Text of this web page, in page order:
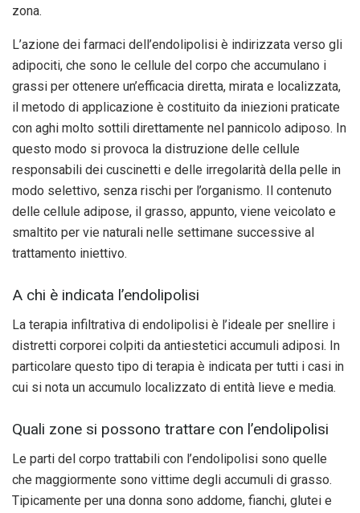
zona.
L’azione dei farmaci dell’endolipolisi è indirizzata verso gli
adipociti, che sono le cellule del corpo che accumulano i
grassi per ottenere un’efficacia diretta, mirata e localizzata,
il metodo di applicazione è costituito da iniezioni praticate
con aghi molto sottili direttamente nel pannicolo adiposo. In
questo modo si provoca la distruzione delle cellule
responsabili dei cuscinetti e delle irregolarità della pelle in
modo selettivo, senza rischi per l’organismo. Il contenuto
delle cellule adipose, il grasso, appunto, viene veicolato e
smaltito per vie naturali nelle settimane successive al
trattamento iniettivo.
A chi è indicata l’endolipolisi
La terapia infiltrativa di endolipolisi è l’ideale per snellire i
distretti corporei colpiti da antiestetici accumuli adiposi. In
particolare questo tipo di terapia è indicata per tutti i casi in
cui si nota un accumulo localizzato di entità lieve e media.
Quali zone si possono trattare con l’endolipolisi
Le parti del corpo trattabili con l’endolipolisi sono quelle
che maggiormente sono vittime degli accumuli di grasso.
Tipicamente per una donna sono addome, fianchi, glutei e